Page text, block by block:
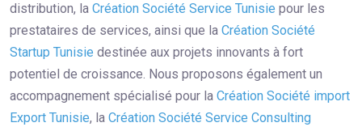
distribution, la Création Société Service Tunisie pour les
prestataires de services, ainsi que la Création Société
Startup Tunisie destinée aux projets innovants à fort
potentiel de croissance. Nous proposons également un
accompagnement spécialisé pour la Création Société import
Export Tunisie, la Création Société Service Consulting